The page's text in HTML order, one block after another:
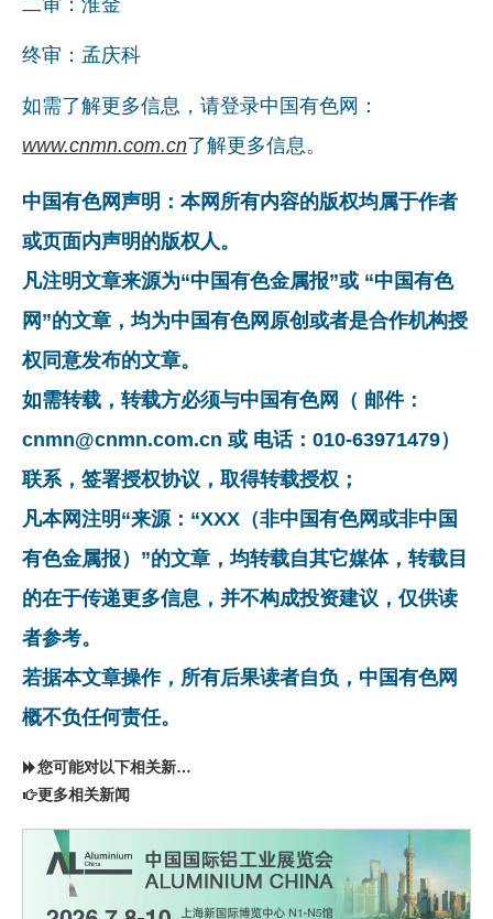
数字报
终审：孟庆科
如需了解更多信息，请登录中国有色网：
www.cnmn.com.cn了解更多信息。
中国有色网声明：本网所有内容的版权均属于作者
或页面内声明的版权人。
凡注明文章来源为“中国有色金属报”或 “中国有色
网”的文章，均为中国有色网原创或者是合作机构授
权同意发布的文章。
如需转载，转载方必须与中国有色网（ 邮件：
cnmn@cnmn.com.cn 或 电话：010-63971479）
联系，签署授权协议，取得转载授权；
凡本网注明“来源：“XXX（非中国有色网或非中国
有色金属报）”的文章，均转载自其它媒体，转载目
的在于传递更多信息，并不构成投资建议，仅供读
者参考。
若据本文章操作，所有后果读者自负，中国有色网
概不负任何责任。
您可能对以下相关新闻同样感兴趣
更多相关新闻